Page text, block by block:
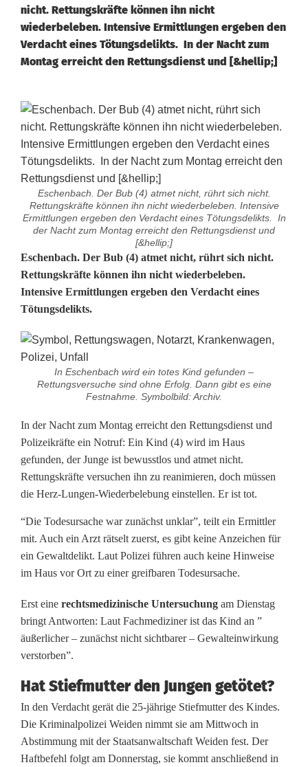
nicht. Rettungskräfte können ihn nicht
wiederbeleben. Intensive Ermittlungen ergeben den
Verdacht eines Tötungsdelikts. In der Nacht zum
Montag erreicht den Rettungsdienst und [&hellip;]
Eschenbach. Der Bub (4) atmet nicht, rührt sich nicht.
Rettungskräfte können ihn nicht wiederbeleben. Intensive
Ermittlungen ergeben den Verdacht eines Tötungsdelikts. In
der Nacht zum Montag erreicht den Rettungsdienst und
[&hellip;]
K
i
n
d
(
)
t
o
t
-
S
t
i
e
f
m
u
t
t
Eschenbach. Der Bub (4) atmet nicht, rührt sich nicht.
Rettungskräfte können ihn nicht wiederbeleben.
Intensive Ermittlungen ergeben den Verdacht eines
Tötungsdelikts.
In Eschenbach wird ein totes Kind gefunden –
Rettungsversuche sind ohne Erfolg. Dann gibt es eine
Festnahme. Symbolbild: Archiv.
In der Nacht zum Montag erreicht den Rettungsdienst und
Polizeikräfte ein Notruf: Ein Kind (4) wird im Haus
gefunden, der Junge ist bewusstlos und atmet nicht.
Rettungskräfte versuchen ihn zu reanimieren, doch müssen
die Herz-Lungen-Wiederbelebung einstellen. Er ist tot.
“Die Todesursache war zunächst unklar”, teilt ein Ermittler
mit. Auch ein Arzt rätselt zuerst, es gibt keine Anzeichen für
ein Gewaltdelikt. Laut Polizei führen auch keine Hinweise
im Haus vor Ort zu einer greifbaren Todesursache.
Erst eine rechtsmedizinische Untersuchung am Dienstag
bringt Antworten: Laut Fachmediziner ist das Kind an ”
äußerlicher – zunächst nicht sichtbarer – Gewalteinwirkung
verstorben”.
Hat Stiefmutter den Jungen getötet?
In den Verdacht gerät die 25-jährige Stiefmutter des Kindes.
Die Kriminalpolizei Weiden nimmt sie am Mittwoch in
Abstimmung mit der Staatsanwaltschaft Weiden fest. Der
Haftbefehl folgt am Donnerstag, sie kommt anschließend in